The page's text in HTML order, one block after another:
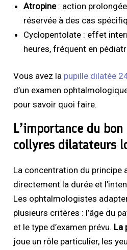
Atropine: action
réservée à des cas
Cyclopentolate : effet
heures, fréquent en
Vous avez la pupille dilatée
d’un examen
pour savoir quoi faire.
L’importance du bon
collyres dilatateurs
La concentration du principe
directement la durée et
Les ophtalmologistes
plusieurs critères : l’âge du
et le type d’examen prévu. La
joue un rôle particulier, les